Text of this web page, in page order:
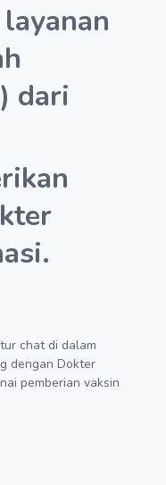
dari
chat di dalam
dengan Dokter
pemberian vaksin